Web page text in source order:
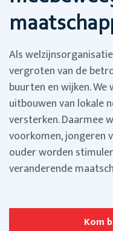
Als
vergroten van de
buurten en wijken.
uitbouwen van lokale
versterken. Daarmee
voorkomen, jongeren
ouder worden
veranderende
Kom